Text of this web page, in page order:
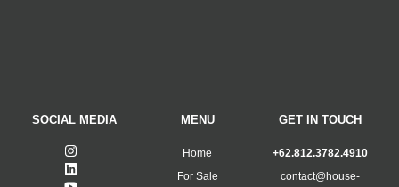
SOCIAL MEDIA MENU
Home
For Sale
GET IN TOUCH
+62.812.3782.4910
contact@house-